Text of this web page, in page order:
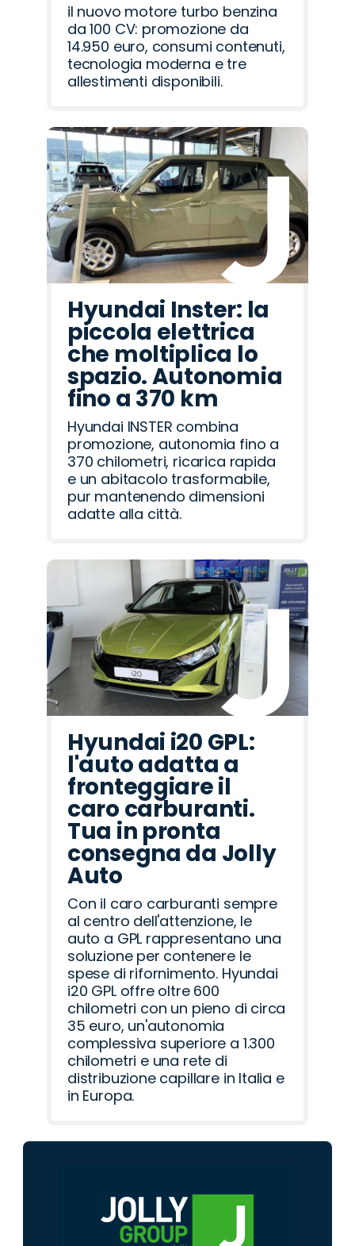
il nuovo motore turbo benzina
da 100 CV: promozione da
14.950 euro, consumi contenuti,
tecnologia moderna e tre
allestimenti disponibili.
Hyundai Inster: la
piccola elettrica
che moltiplica lo
spazio. Autonomia
fino a 370 km
Hyundai INSTER combina
promozione, autonomia fino a
370 chilometri, ricarica rapida
e un abitacolo trasformabile,
pur mantenendo dimensioni
adatte alla città.
Hyundai i20 GPL:
l'auto adatta a
fronteggiare il
caro carburanti.
Tua in pronta
consegna da Jolly
Auto
Con il caro carburanti sempre
al centro dell'attenzione, le
auto a GPL rappresentano una
soluzione per contenere le
spese di rifornimento. Hyundai
i20 GPL offre oltre 600
chilometri con un pieno di circa
35 euro, un'autonomia
complessiva superiore a 1.300
chilometri e una rete di
distribuzione capillare in Italia e
in Europa.